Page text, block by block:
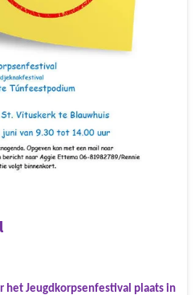
het Jeugdkorpsenfestival plaats in